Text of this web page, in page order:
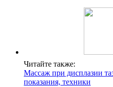
Читайте также:
Массаж при дисплазии
показания, техники